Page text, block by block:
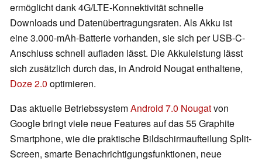
ermöglicht dank 4G/LTE-Konnektivität schnelle
Downloads und Datenübertragungsraten. Als Akku ist
eine 3.000-mAh-Batterie vorhanden, sie sich per USB-C-
Anschluss schnell aufladen lässt. Die Akkuleistung lässt
sich zusätzlich durch das, in Android Nougat enthaltene,
Doze 2.0 optimieren.
Das aktuelle BetriebssystemAndroid 7.0 Nougatvon
Google bringt viele neue Features auf das 55 Graphite
Smartphone, wie die praktische Bildschirmaufteilung Split-
Screen, smarte Benachrichtigungsfunktionen, neue